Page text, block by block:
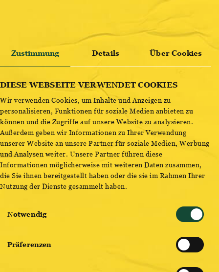
HIER REGISTRIEREN
OTTAKRINGER X RH77 RADTRIKOT
Damen
Damen
Herren
L
XS
S
M
Design das bewegt - ein Bier das erfrischt!
und im
RH77 (Online)Shop
dem hochelastischen Lycra verleihen ein einzigartiges
und angenehmes Tragegefühl. Dank des Designs ohne
Seitenpaneele passt sich das Trikot perfekt dem Körper an,
Zustimmung Details Über Cookies
DIESE WEBSEITE VERWENDET COOKIES
Wir verwenden Cookies, um Inhalte und Anzeigen zu
personalisieren, Funktionen für soziale Medien anbieten zu
können und die Zugriffe auf unsere Website zu analysieren.
Außerdem geben wir Informationen zu Ihrer Verwendung
unserer Website an unsere Partner für soziale Medien, Werbung
und Analysen weiter. Unsere Partner führen diese
Informationen möglicherweise mit weiteren Daten zusammen,
die Sie ihnen bereitgestellt haben oder die sie im Rahmen Ihrer
Nutzung der Dienste gesammelt haben.
Notwendig
Präferenzen